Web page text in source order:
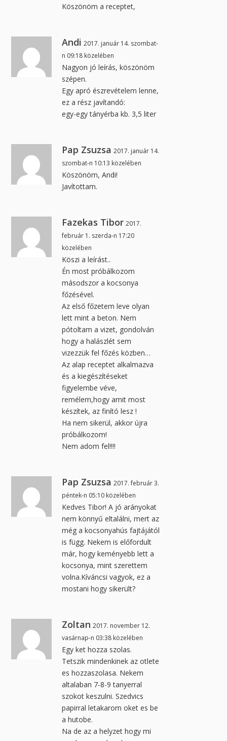
Köszönöm a receptet,
Andi 2017. január 14. szombat-
n 09:18 közelében
Nagyon jó leírás, köszönöm
szépen.
Egy apró észrevételem lenne,
ez a rész javítandó:
egy-egy tányérba kb. 3,5 liter
Pap Zsuzsa 2017. január 14.
szombat-n 10:13 közelében
Köszönöm, Andi!
Javítottam.
Fazekas Tibor 2017.
február 1. szerda-n 17:20
közelében
Köszi a leírást..
Én most próbálkozom
másodszor a kocsonya
főzésével.
Az első főzetem leve olyan
lett mint a beton. Nem
pótoltam a vizet, gondolván
hogy a halászlét sem
vizezzük fel főzés közben…
Az alap receptet alkalmazva
és a kiegészítéseket
figyelembe véve,
remélem,hogy amit most
készítek, az finító lesz !
Ha nem sikerül, akkor újra
próbálkozom!
Nem adom fel!!!!
Pap Zsuzsa 2017. február 3.
péntek-n 05:10 közelében
Kedves Tibor! A jó arányokat
nem könnyű eltalálni, mert az
még a kocsonyahús fajtájától
is függ. Nekem is előfordult
már, hogy keményebb lett a
kocsonya, mint szerettem
volna.Kíváncsi vagyok, ez a
mostani hogy sikerült?
Zoltan 2017. november 12.
vasárnap-n 03:38 közelében
Egy ket hozza szolas.
Tetszik mindenkinek az otlete
es hozzaszolasa. Nekem
altalaban 7-8-9 tanyerral
szokot keszulni. Szedvics
papirral letakarom oket es be
a hutobe.
Na de az a helyzet hogy mi